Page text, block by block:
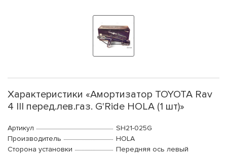
Характеристики «Амортизатор TOYOTA Rav
4 III перед.лев.газ. G'Ride HOLA (1 шт)»
Артикул
SH21-025G
Производитель
HOLA
Сторона установки
Передняя ось левый